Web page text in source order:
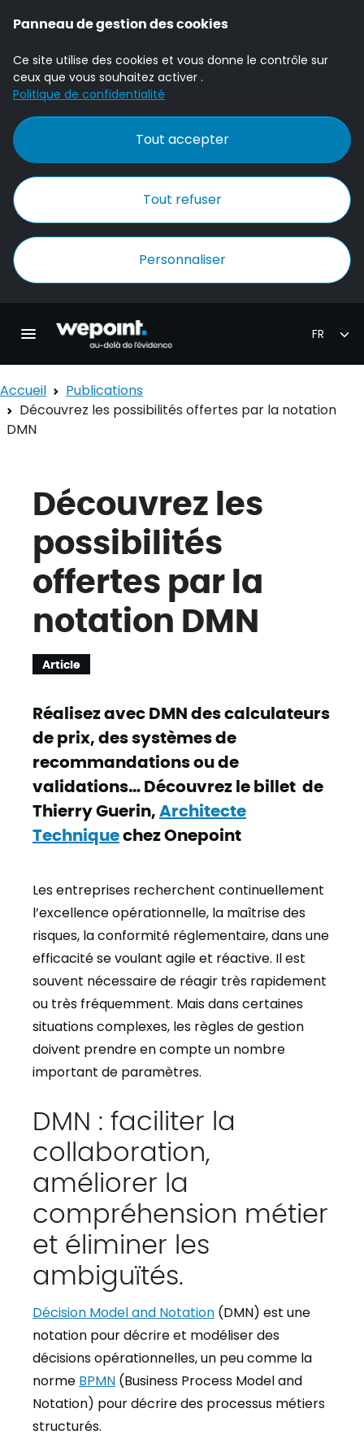
Panneau de gestion des cookies
Ce site utilise des cookies et vous donne le contrôle sur
ceux que vous souhaitez activer .
Politique de confidentialité
Tout accepter
Tout refuser
Personnaliser
Ouvrir la navigation principale
Accueil
Publications
Découvrez les possibilités offertes par la notation
DMN
Découvrez les
possibilités
offertes par la
notation DMN
Article
Réalisez avec DMN des calculateurs
de prix, des systèmes de
recommandations ou de
validations… Découvrez le billet de
Thierry Guerin, Architecte
Techniquechez Onepoint
Les entreprises recherchent continuellement
l’excellence opérationnelle, la maîtrise des
risques, la conformité réglementaire, dans une
efficacité se voulant agile et réactive. Il est
souvent nécessaire de réagir très rapidement
ou très fréquemment. Mais dans certaines
situations complexes, les règles de gestion
doivent prendre en compte un nombre
important de paramètres.
DMN : faciliter la
collaboration,
améliorer la
compréhension métier
et éliminer les
ambiguïtés.
Décision Model and Notation (DMN) est une
notation pour décrire et modéliser des
décisions opérationnelles, un peu comme la
norme BPMN (Business Process Model and
Notation) pour décrire des processus métiers
structurés.